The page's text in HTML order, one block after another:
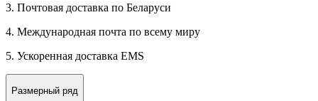
3. Почтовая доставка по Беларуси
4. Международная почта по всему миру
5. Ускоренная доставка EMS
Размерный ряд